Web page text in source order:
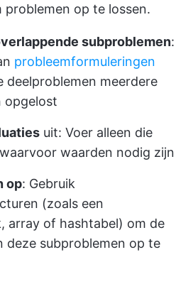
problemen op te lossen.
subproblemen:
probleemformuleringen
deelproblemen meerdere
opgelost
uit: Voer alleen die
waarden nodig zijn
op: Gebruik
(zoals een
array of hashtabel) om de
deze subproblemen op te